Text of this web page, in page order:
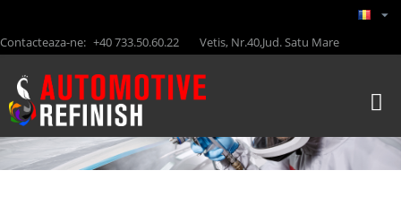
Contacteaza-ne: +40 733.50.60.22 Vetis, Nr.40,Jud. Satu Mare